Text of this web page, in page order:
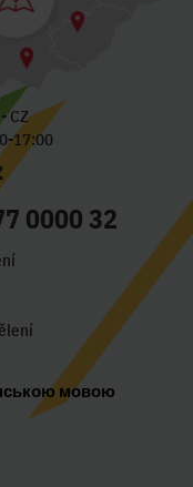
CZ
17:00
0000 32
мовою